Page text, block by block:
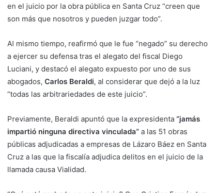
en el juicio por la obra pública en Santa Cruz “creen que
son más que nosotros y pueden juzgar todo”.
Al mismo tiempo, reafirmó que le fue “negado” su derecho
a ejercer su defensa tras el alegato del fiscal Diego
Luciani, y destacó el alegato expuesto por uno de sus
abogados, Carlos Beraldi, al considerar que dejó a la luz
“todas las arbitrariedades de este juicio”.
Previamente, Beraldi apuntó que la expresidenta “jamás
impartió ninguna directiva vinculada” a las 51 obras
públicas adjudicadas a empresas de Lázaro Báez en Santa
Cruz a las que la fiscalía adjudica delitos en el juicio de la
llamada causa Vialidad.